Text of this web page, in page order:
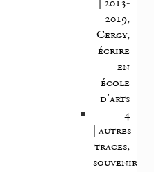
| 2013-
2019,
Cergy,
écrire
en
école
d’arts
4
| autres
traces,
souvenirs,